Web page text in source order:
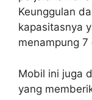
Keunggulan
kapasitasnya
menampung
Mobil ini juga
yang